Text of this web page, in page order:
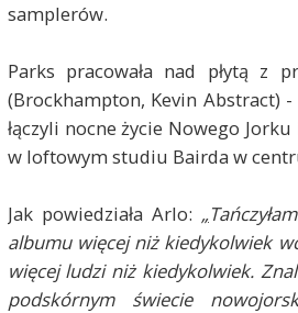
samplerów.
Parks pracowała nad płytą z
(Brockhampton, Kevin Abstract)
łączyli nocne życie Nowego
w loftowym studiu Bairda w
Jak powiedziała Arlo: „
albumu więcej niż kiedykolwiek
więcej ludzi niż kiedykolwiek.
podskórnym świecie